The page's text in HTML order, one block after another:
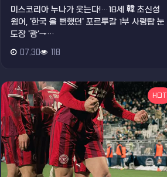
미스코리아 누나가 웃는다!…18세 韓 초신성
윙어, '한국 올 뻔했던' 포르투갈 1부 사령탑 눈
도장 '쾅'→…
07.30 118
HOT